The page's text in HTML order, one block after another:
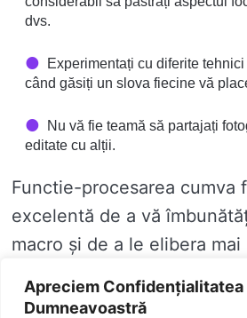
Apreciem Confidențialitatea
Dumneavoastră
dvs.
Experimentați cu diferite
când găsiți un slova fiecine vă
Nu vă fie teamă să partajați
editate cu alții.
Functie-procesarea cumva
excelentă de a vă
macro și de a le elibera
sfaturi, puteți a compune